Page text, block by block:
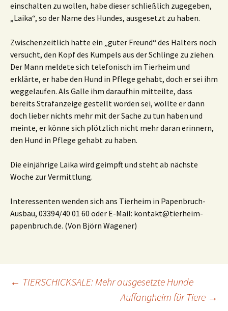
einschalten zu wollen, habe dieser schließlich zugegeben,
„Laika“, so der Name des Hundes, ausgesetzt zu haben.
Zwischenzeitlich hatte ein „guter Freund“ des Halters noch
versucht, den Kopf des Kumpels aus der Schlinge zu ziehen.
Der Mann meldete sich telefonisch im Tierheim und
erklärte, er habe den Hund in Pflege gehabt, doch er sei ihm
weggelaufen. Als Galle ihm daraufhin mitteilte, dass
bereits Strafanzeige gestellt worden sei, wollte er dann
doch lieber nichts mehr mit der Sache zu tun haben und
meinte, er könne sich plötzlich nicht mehr daran erinnern,
den Hund in Pflege gehabt zu haben.
Die einjährige Laika wird geimpft und steht ab nächste
Woche zur Vermittlung.
Interessenten wenden sich ans Tierheim in Papenbruch-
Ausbau, 03394/40 01 60 oder E-Mail: kontakt@tierheim-
papenbruch.de. (Von Björn Wagener)
Beitragsnavigation
← TIERSCHICKSALE: Mehr ausgesetzte Hunde
Auffangheim für Tiere →